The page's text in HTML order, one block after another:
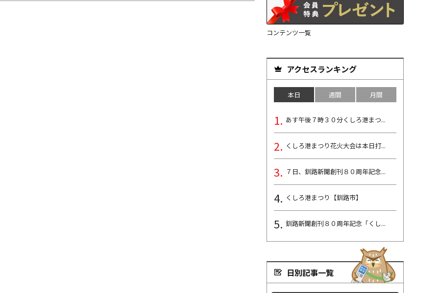
コンテンツ一覧
アクセスランキング
本日 週間 月間
あす午後７時３０分くしろ港まつ...
くしろ港まつり花火大会は本日打...
７日、釧路新聞創刊８０周年記念...
くしろ港まつり【釧路市】
釧路新聞創刊８０周年記念「くし...
日別記事一覧